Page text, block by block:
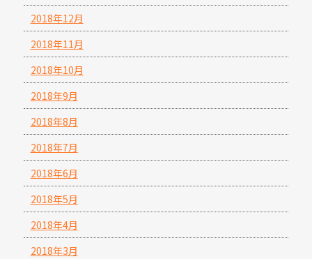
2018年12月
2018年11月
2018年10月
2018年9月
2018年8月
2018年7月
2018年6月
2018年5月
2018年4月
2018年3月